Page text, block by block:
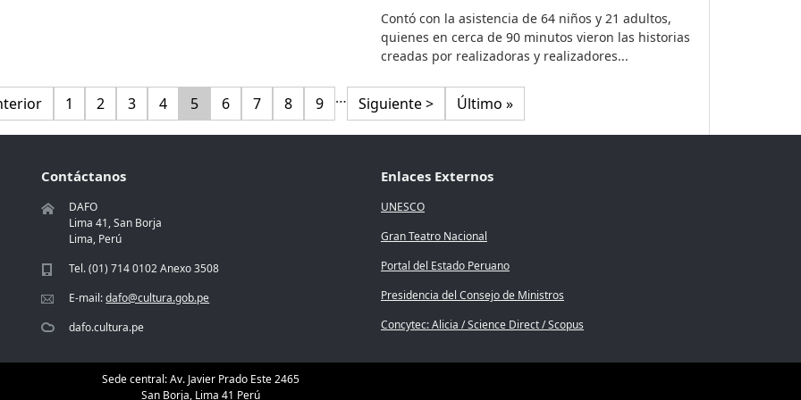
Contó con la asistencia de 64 niños y 21 adultos,
quienes en cerca de 90 minutos vieron las historias
creadas por realizadoras y realizadores...
Paginación
anteriorPágina
1 Página
2 Página
3 Página
4 Página
5 Página
6 Página
7 Página
8 Página
9 … Siguiente página
Siguiente > Última página
Último »
Contáctanos
DAFO
Lima 41, San Borja
Lima, Perú
Tel. (01) 714 0102 Anexo 3508
E-mail:dafo@cultura.gob.pe
dafo.cultura.pe
Enlaces Externos
UNESCO
Gran Teatro Nacional
Portal del Estado Peruano
Presidencia del Consejo de Ministros
Concytec: Alicia / Science Direct / Scopus
Sede central: Av. Javier Prado Este 2465
San Borja, Lima 41 Perú